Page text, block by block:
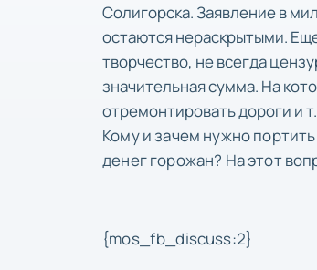
Солигорска. Заявление в
остаются нераскрытыми.
творчество, не всегда
значительная сумма. На
отремонтировать дороги и
Кому и зачем нужно
денег горожан? На этот
{mos_fb_discuss:2}